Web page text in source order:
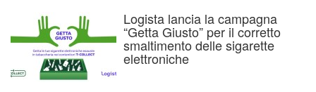
Logista lancia la campagna
“Getta Giusto” per il corretto
smaltimento delle sigarette
elettroniche